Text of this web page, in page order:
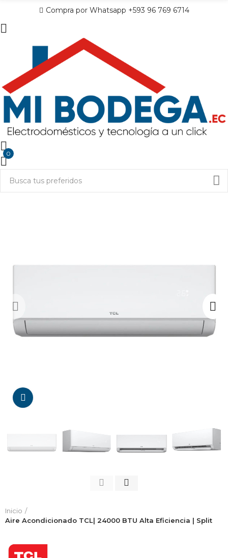
Compra por Whatsapp +593 96 769 6714
0
Inicio
Aire Acondicionado TCL| 24000 BTU Alta Eficiencia | Split